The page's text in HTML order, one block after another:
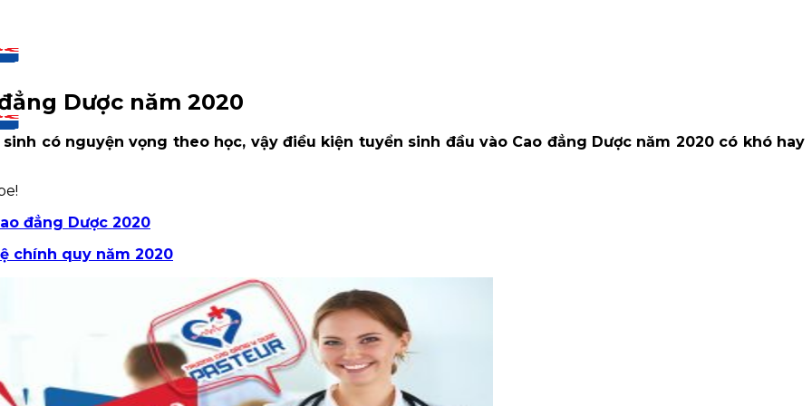
Dược năm 2020
có nguyện vọng theo học, vậy điều kiện tuyển sinh đầu vào Cao đẳng Dược năm 2020 có khó hay
đẳng Dược 2020
chính quy năm 2020